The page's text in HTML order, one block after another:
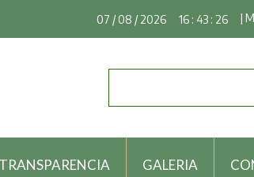
07 / 08 / 2026 16 : 43 : 27 |
TRANSPARENCIA GALERIA